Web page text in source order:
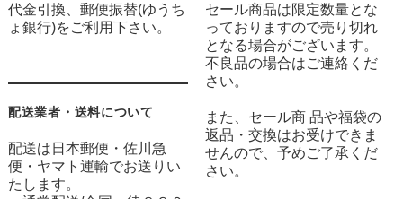
代金引換、郵便振替(ゆうち
ょ銀行)をご利用下さい。
配送業者・送料について
配送は日本郵便・佐川急
便・ヤマト運輸でお送りい
たします。
セール商品は限定数量とな
っておりますので売り切れ
となる場合がございます。
不良品の場合はご連絡くだ
さい。
また、セール商 品や福袋の
返品・交換はお受けできま
せんので、予めご了承くだ
さい。